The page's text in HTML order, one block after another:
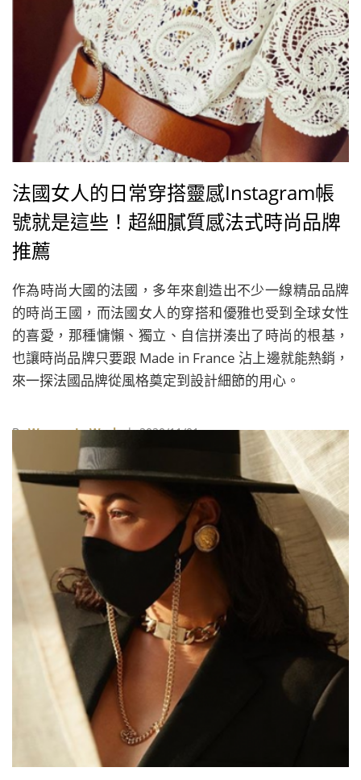
法國女人的日常穿搭靈感Instagram帳
號就是這些！超細膩質感法式時尚品牌
推薦
作為時尚大國的法國，多年來創造出不少一線精品品牌
的時尚王國，而法國女人的穿搭和優雅也受到全球女性
的喜愛，那種慵懶、獨立、自信拼湊出了時尚的根基，
也讓時尚品牌只要跟 Made in France 沾上邊就能熱銷，
來一探法國品牌從風格奠定到設計細節的用心。
ByWomen In Work| 2020/11/01